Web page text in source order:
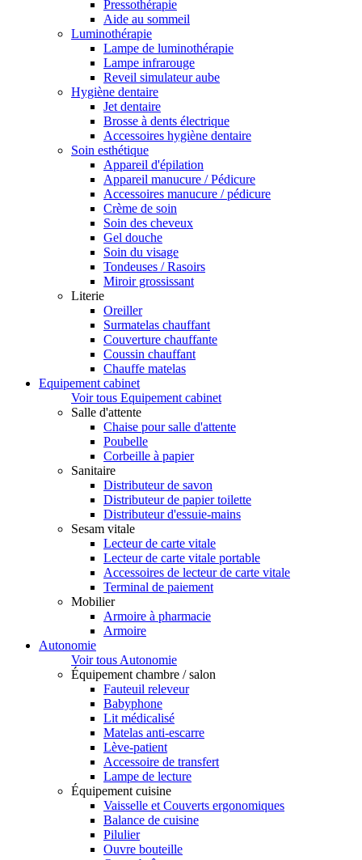
Pressothérapie
Aide au sommeil
Luminothérapie
Lampe de luminothérapie
Lampe infrarouge
Reveil simulateur aube
Hygiène dentaire
Jet dentaire
Brosse à dents électrique
Accessoires hygiène dentaire
Soin esthétique
Appareil d'épilation
Appareil manucure / Pédicure
Accessoires manucure / pédicure
Crème de soin
Soin des cheveux
Gel douche
Soin du visage
Tondeuses / Rasoirs
Miroir grossissant
Literie
Oreiller
Surmatelas chauffant
Couverture chauffante
Coussin chauffant
Chauffe matelas
Equipement cabinet
Voir tous Equipement cabinet
Salle d'attente
Chaise pour salle d'attente
Poubelle
Corbeille à papier
Sanitaire
Distributeur de savon
Distributeur de papier toilette
Distributeur d'essuie-mains
Sesam vitale
Lecteur de carte vitale
Lecteur de carte vitale portable
Accessoires de lecteur de carte vitale
Terminal de paiement
Mobilier
Armoire à pharmacie
Armoire
Autonomie
Voir tous Autonomie
Équipement chambre / salon
Fauteuil releveur
Babyphone
Lit médicalisé
Matelas anti-escarre
Lève-patient
Accessoire de transfert
Lampe de lecture
Équipement cuisine
Vaisselle et Couverts ergonomiques
Balance de cuisine
Pilulier
Ouvre bouteille